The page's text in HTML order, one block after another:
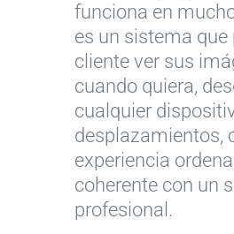
funciona en
es un sistema que
cliente ver sus
cuando quiera,
cualquier
desplazamientos,
experiencia
coherente con un
profesional.